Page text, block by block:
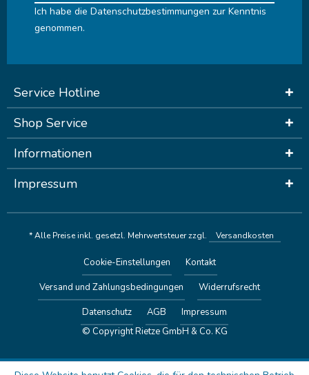
Ich habe die Datenschutzbestimmungen zur Kenntnis
genommen.
Service Hotline
Shop Service
Informationen
Impressum
* Alle Preise inkl. gesetzl. Mehrwertsteuer zzgl. Versandkosten
Cookie-Einstellungen
Kontakt
Versand und Zahlungsbedingungen
Widerrufsrecht
Datenschutz
AGB
Impressum
© Copyright Rietze GmbH & Co. KG